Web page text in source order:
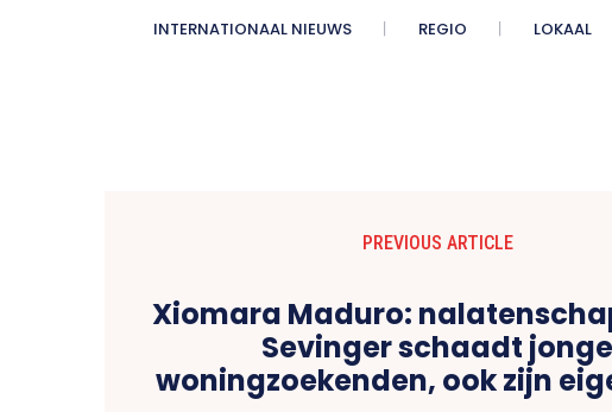
INTERNATIONAAL NIEUWS REGIO LOKAAL
PREVIOUS ARTICLE
Xiomara Maduro:
Sevinger schaadt jonge
woningzoekenden, ook zijn